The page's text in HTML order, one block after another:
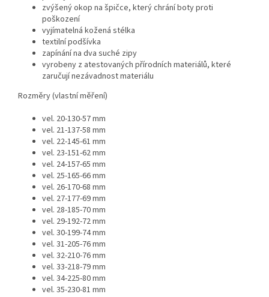
zvýšený okop na špičce, který chrání boty proti
poškození
vyjímatelná kožená stélka
textilní podšívka
zapínání na dva suché zipy
vyrobeny z atestovaných přírodních materiálů, které
zaručují nezávadnost materiálu
Rozměry (vlastní měření)
vel. 20-130-57 mm
vel. 21-137-58 mm
vel. 22-145-61 mm
vel. 23-151-62 mm
vel. 24-157-65 mm
vel. 25-165-66 mm
vel. 26-170-68 mm
vel. 27-177-69 mm
vel. 28-185-70 mm
vel. 29-192-72 mm
vel. 30-199-74 mm
vel. 31-205-76 mm
vel. 32-210-76 mm
vel. 33-218-79 mm
vel. 34-225-80 mm
vel. 35-230-81 mm